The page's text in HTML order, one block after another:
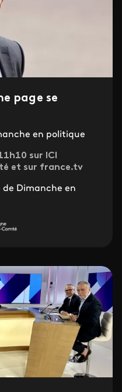
page se
en politique
sur ICI
et sur france.tv
de Dimanche en